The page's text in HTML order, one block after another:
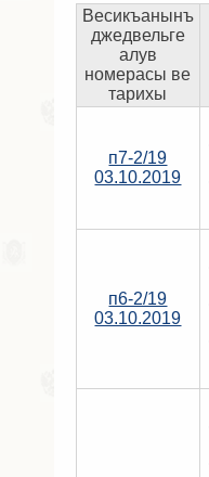
Весикъанынъ
джедвельге
алув
номерасы ве
тарихы
п7-2/19
03.10.2019
п6-2/19
03.10.2019